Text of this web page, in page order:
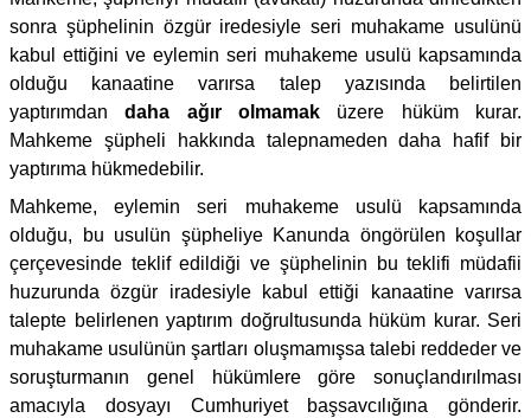
sonra şüphelinin özgür iredesiyle seri muhakame usulünü
kabul ettiğini ve eylemin seri muhakeme usulü kapsamında
olduğu kanaatine varırsa talep yazısında belirtilen
yaptırımdandaha ağır olmamak üzere hüküm kurar.
Mahkeme şüpheli hakkında talepnameden daha hafif bir
yaptırıma hükmedebilir.
Mahkeme, eylemin seri muhakeme usulü kapsamında
olduğu, bu usulün şüpheliye Kanunda öngörülen koşullar
çerçevesinde teklif edildiği ve şüphelinin bu teklifi müdafii
huzurunda özgür iradesiyle kabul ettiği kanaatine varırsa
talepte belirlenen yaptırım doğrultusunda hüküm kurar. Seri
muhakame usulünün şartları oluşmamışsa talebi reddeder ve
soruşturmanın genel hükümlere göre sonuçlandırılması
amacıyla dosyayı Cumhuriyet başsavcılığına gönderir.